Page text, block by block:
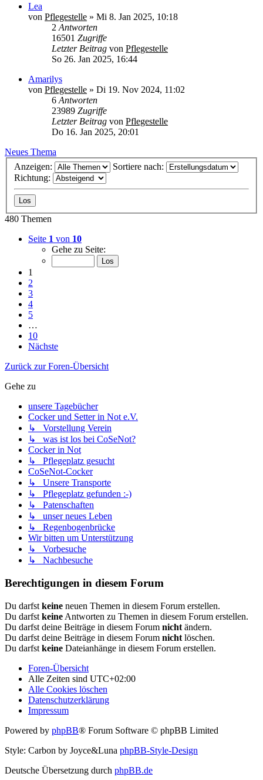
Lea
von Pflegestelle » Mi 8. Jan 2025, 10:18
2 Antworten
16501 Zugriffe
Letzter Beitrag von Pflegestelle
So 26. Jan 2025, 16:44
Amarilys
von Pflegestelle » Di 19. Nov 2024, 11:02
6 Antworten
23989 Zugriffe
Letzter Beitrag von Pflegestelle
Do 16. Jan 2025, 20:01
Neues Thema
Anzeigen:
Sortiere nach:
Richtung:
480 Themen
Seite 1 von 10
Gehe zu Seite:
1
2
3
4
5
…
10
Nächste
Zurück zur Foren-Übersicht
Gehe zu
unsere Tagebücher
Cocker und Setter in Not e.V.
↳ Vorstellung Verein
↳ was ist los bei CoSeNot?
Cocker in Not
↳ Pflegeplatz gesucht
CoSeNot-Cocker
↳ Unsere Transporte
↳ Pflegeplatz gefunden :-)
↳ Patenschaften
↳ unser neues Leben
↳ Regenbogenbrücke
Wir bitten um Unterstützung
↳ Vorbesuche
↳ Nachbesuche
Berechtigungen in diesem Forum
Du darfst keine neuen Themen in diesem Forum erstellen.
Du darfst keine Antworten zu Themen in diesem Forum erstellen.
Du darfst deine Beiträge in diesem Forum nicht ändern.
Du darfst deine Beiträge in diesem Forum nicht löschen.
Du darfst keine Dateianhänge in diesem Forum erstellen.
Foren-Übersicht
Alle Zeiten sind UTC+02:00
Alle Cookies löschen
Datenschutzerklärung
Impressum
Powered by phpBB® Forum Software © phpBB Limited
Style: Carbon by Joyce&Luna phpBB-Style-Design
Deutsche Übersetzung durch phpBB.de